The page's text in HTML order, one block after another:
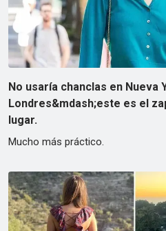
No usaría chanclas en Nueva
Londres&mdash;este es el
lugar.
Mucho más práctico.